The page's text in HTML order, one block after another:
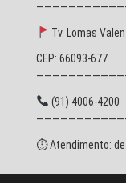
Tv. Lomas
CEP: 66093-677
(91) 4006-4200
⏱ Atendimento: de